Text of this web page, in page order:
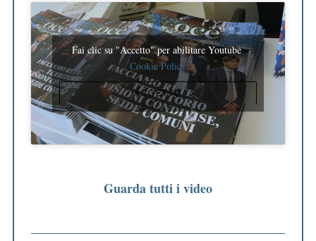
Fai clic su "Accetto" per abilitare Youtube
Cookie Policy
ACCETTO
Guarda tutti i video